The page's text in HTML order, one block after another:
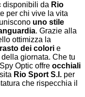
disponibili da Rio
per chi vive la vita
uno stile
. Grazie alla
ottimizza la
dei colori e
giornata. Che tu
Optic offre occhiali
Rio Sport S.l. per
che rispecchia il